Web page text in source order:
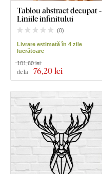
Tablou abstract decupat -
Liniile infinitului
(0)
Livrare estimată în 4 zile
lucrătoare
de la 76,20 lei
101,60 lei